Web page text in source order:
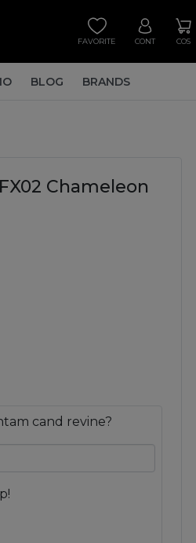
FAVORITE CONT COS
BLOG BRANDS
Chameleon
cand revine?